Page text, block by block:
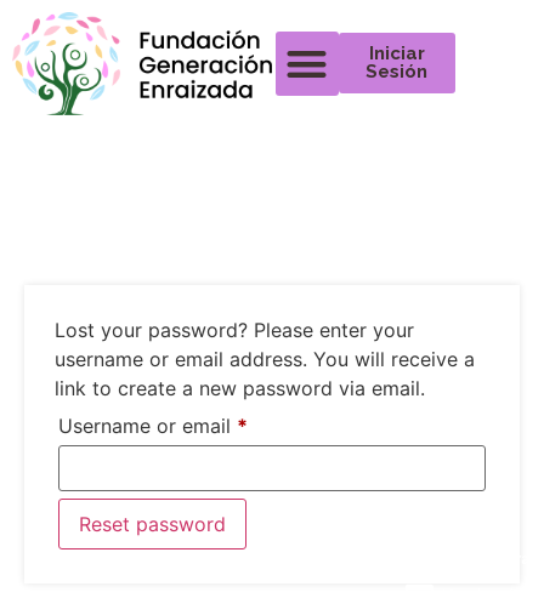
Iniciar
Sesión
Lost your password? Please enter your
username or email address. You will receive a
link to create a new password via email.
Username or email *
Reset password